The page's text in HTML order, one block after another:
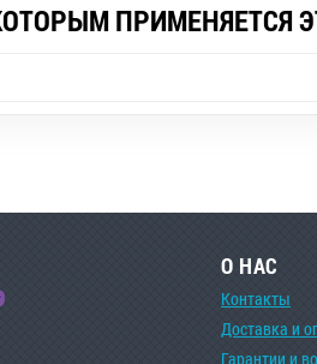
ПРИМЕНЯЕТСЯ
О НАС
Контакты
Доставка и
Гарантии и